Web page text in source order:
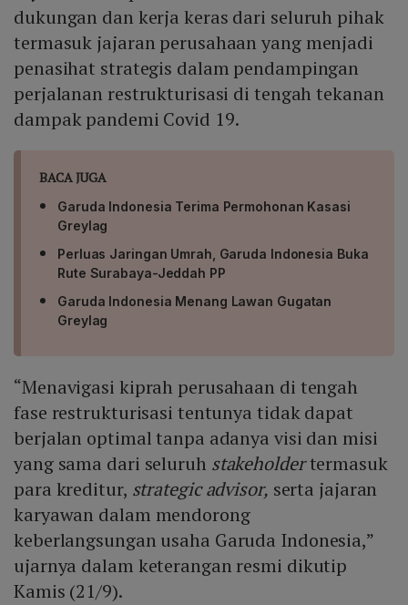
dukungan dan kerja keras dari seluruh pihak
termasuk jajaran perusahaan yang menjadi
penasihat strategis dalam pendampingan
perjalanan restrukturisasi di tengah tekanan
dampak pandemi Covid 19.
BACA JUGA
Garuda Indonesia Terima Permohonan Kasasi
Greylag
Perluas Jaringan Umrah, Garuda Indonesia Buka
Rute Surabaya-Jeddah PP
Garuda Indonesia Menang Lawan Gugatan
Greylag
“Menavigasi kiprah perusahaan di tengah
fase restrukturisasi tentunya tidak dapat
berjalan optimal tanpa adanya visi dan misi
yang sama dari seluruh stakeholdertermasuk
para kreditur, strategic advisor, serta jajaran
karyawan dalam mendorong
keberlangsungan usaha Garuda Indonesia,”
ujarnya dalam keterangan resmi dikutip
Kamis (21/9).